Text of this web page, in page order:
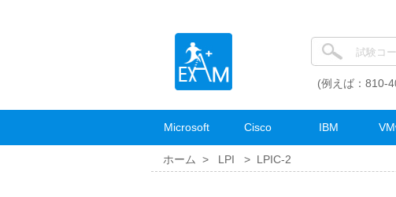
(例えば：810-
Microsoft Cisco IBM
ホーム > LPI > LPIC-2